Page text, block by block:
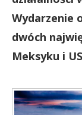
Wydarzenie
dwóch
Meksyku i